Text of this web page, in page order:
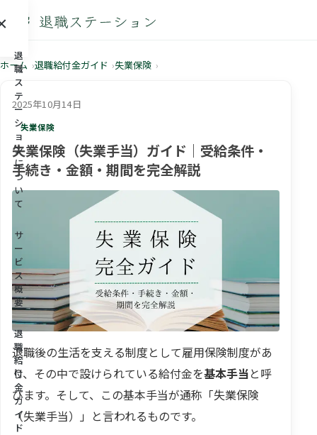
退
職
ス
テ
ー
シ
ョ
ン
に
つ
い
て
サ
ー
ビ
ス
概
要
退
職
給
付
金
ガ
イ
ド
ホーム 退職給付金ガイド 失業保険
2025年10月14日
失業保険
失業保険（失業手当）ガイド｜受給条件・
手続き・金額・期間を完全解説
退職後の生活を支える制度として雇用保険制度があ
り、その中で設けられている給付金を基本手当と呼
びます。そして、この基本手当が通称「失業保険
（失業手当）」と言われるものです。